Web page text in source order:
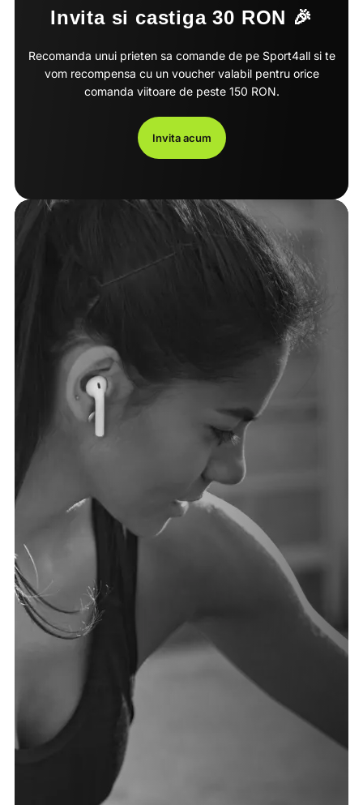
Invita si castiga 30 RON 🎉
Recomanda unui prieten sa comande de pe Sport4all si te
vom recompensa cu un voucher valabil pentru orice
comanda viitoare de peste 150 RON.
Invita acum